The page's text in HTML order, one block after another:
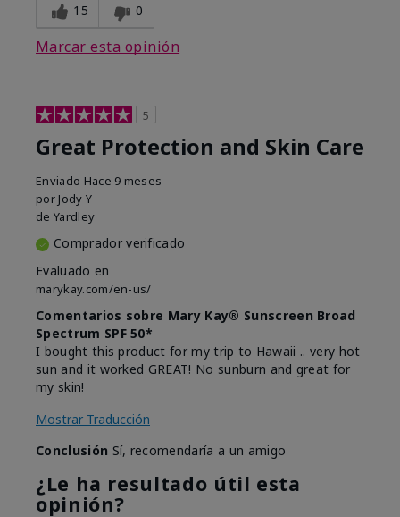
15 0
Marcar esta opinión
5
Great Protection and Skin Care
Enviado Hace 9 meses
por Jody Y
de Yardley
Comprador verificado
Evaluado en
marykay.com/en-us/
Comentarios sobre Mary Kay® Sunscreen Broad
Spectrum SPF 50*
I bought this product for my trip to Hawaii .. very hot
sun and it worked GREAT! No sunburn and great for
my skin!
Mostrar Traducción
Conclusión Sí, recomendaría a un amigo
¿Le ha resultado útil esta
opinión?